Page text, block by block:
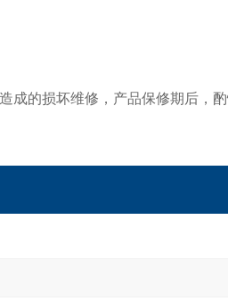
成的损坏维修，产品保修期后，酌